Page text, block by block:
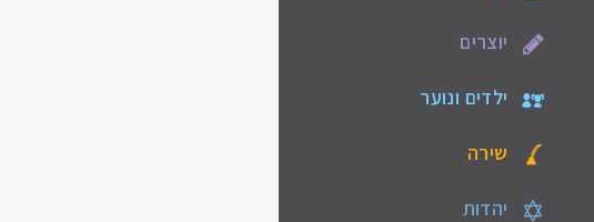
יוצרים
ילדים ונוער
שירה
יהדות